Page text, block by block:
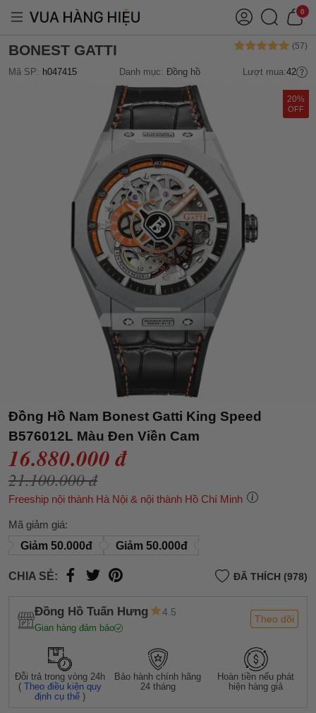
0
BONEST GATTI
Mã SP: h047415 Danh mục: Đồng hồ Lượt mua:42
20%
OFF
Đồng Hồ Nam Bonest Gatti King Speed
B576012L Màu Đen Viền Cam
16.880.000 đ
21.100.000 đ
Freeship nội thành Hà Nội & nội thành Hồ Chí Minh
Mã giảm giá:
Giảm 50.000đ
Giảm 50.000đ
CHIA SẺ: ĐÃ THÍCH (978)
Đồng Hồ Tuấn Hưng 4.5
Gian hàng đảm bảo
Theo dõi
Đỗi trả trong vòng 24h
(Theo điều kiện quy
định cụ thể )
Bảo hành chính hãng
24 tháng
Hoàn tiền nếu phát
hiện hàng giả